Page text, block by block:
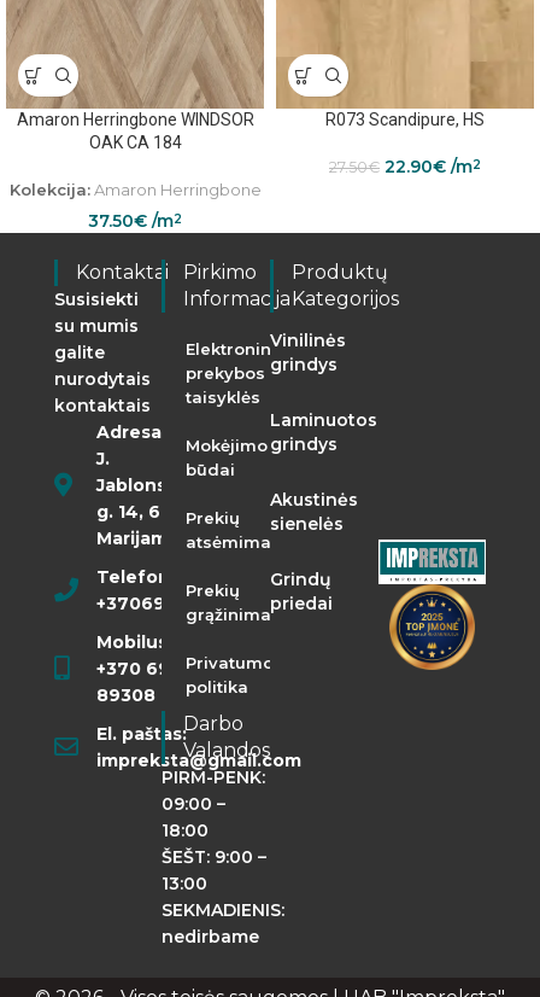
Amaron Herringbone WINDSOR
OAK CA 184
Kolekcija:Amaron Herringbone
37.50€ /m2
R073 Scandipure, HS
27.50€ 22.90€ /m2
Kontaktai
Susisiekti
su mumis
galite
nurodytais
kontaktais
Adresas:
J.
Jablonskio
g. 14, 68290
Marijampolė
Telefonas:
+37069855400
Mobilusis:
+370 698
89308
El. paštas:
impreksta@gmail.com
Pirkimo
Informacija
Elektroninės
prekybos
taisyklės
Mokėjimo
būdai
Prekių
atsėmimas
Prekių
grąžinimas
Privatumo
politika
Darbo
Valandos
PIRM-PENK:
09:00 –
18:00
ŠEŠT: 9:00 –
13:00
SEKMADIENIS:
nedirbame
Produktų
Kategorijos
Vinilinės
grindys
Laminuotos
grindys
Akustinės
sienelės
Grindų
priedai